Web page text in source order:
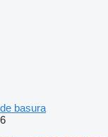
de basura
6